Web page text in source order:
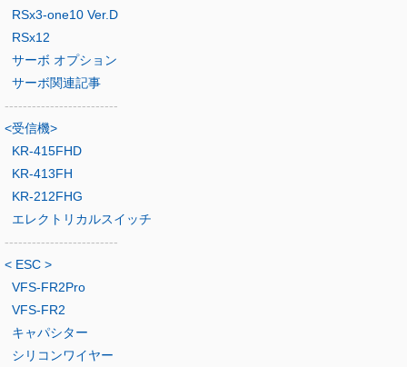
RSx3-one10 Ver.D
RSx12
サーボ オプション
サーボ関連記事
-------------------------
<受信機>
KR-415FHD
KR-413FH
KR-212FHG
エレクトリカルスイッチ
-------------------------
< ESC >
VFS-FR2Pro
VFS-FR2
キャパシター
シリコンワイヤー